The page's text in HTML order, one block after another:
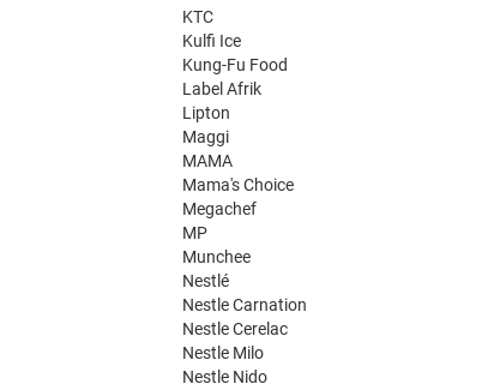
KTC
Kulfi Ice
Kung-Fu Food
Label Afrik
Lipton
Maggi
MAMA
Mama's Choice
Megachef
MP
Munchee
Nestlé
Nestle Carnation
Nestle Cerelac
Nestle Milo
Nestle Nido